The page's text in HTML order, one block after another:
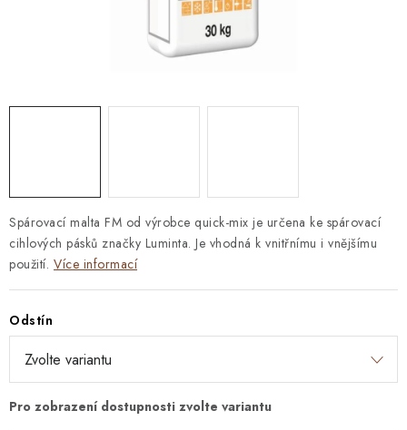
VZORKOVÉ OBKLADY
Spárovací malta FM od výrobce quick-mix je určena ke spárovací
cihlových pásků značky Luminta. Je vhodná k vnitřnímu i vnějšímu
použití. Více informací
Odstín